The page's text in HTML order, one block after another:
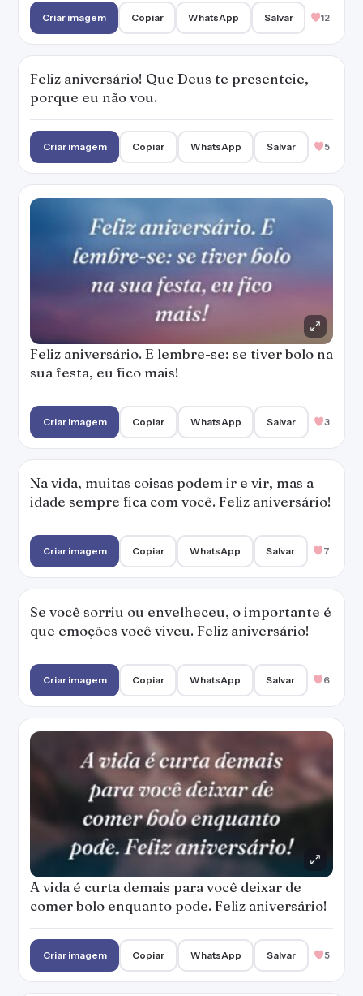
Criar imagem Copiar WhatsApp Salvar 12
Feliz aniversário! Que Deus te presenteie,
porque eu não vou.
Criar imagem Copiar WhatsApp Salvar 5
Feliz aniversário. E lembre-se: se tiver bolo na
sua festa, eu fico mais!
Criar imagem Copiar WhatsApp Salvar 3
Na vida, muitas coisas podem ir e vir, mas a
idade sempre fica com você. Feliz aniversário!
Criar imagem Copiar WhatsApp Salvar 7
Se você sorriu ou envelheceu, o importante é
que emoções você viveu. Feliz aniversário!
Criar imagem Copiar WhatsApp Salvar 6
A vida é curta demais para você deixar de
comer bolo enquanto pode. Feliz aniversário!
Criar imagem Copiar WhatsApp Salvar 5